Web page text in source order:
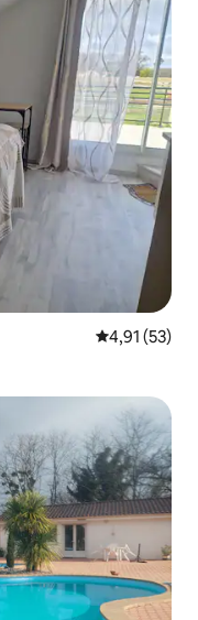
Note
4,91 (53)